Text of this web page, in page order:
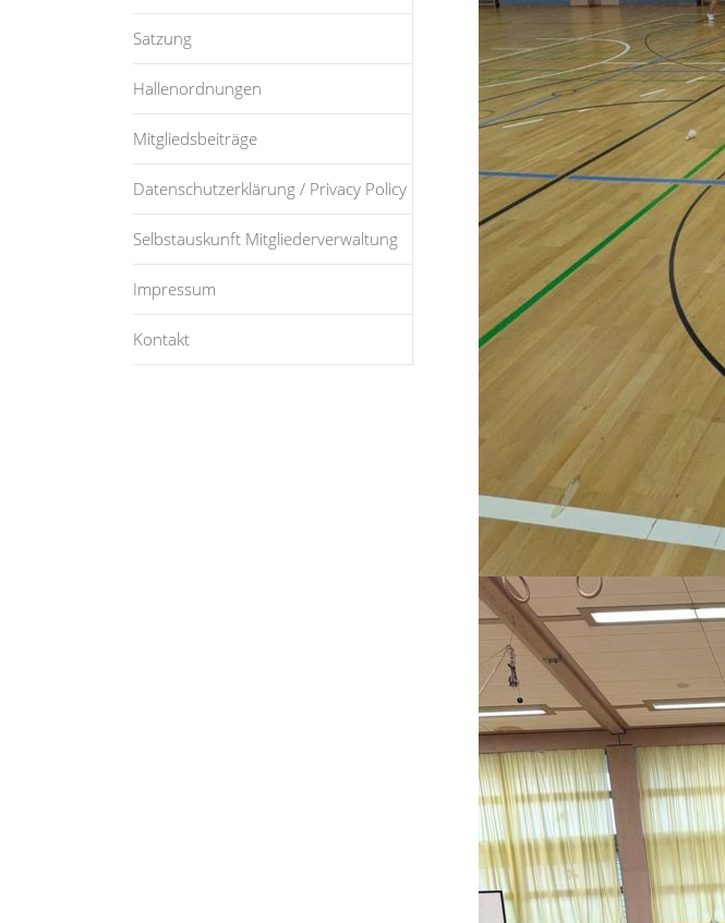
Satzung
Hallenordnungen
Mitgliedsbeiträge
Datenschutzerklärung / Privacy Policy
Selbstauskunft Mitgliederverwaltung
Impressum
Kontakt